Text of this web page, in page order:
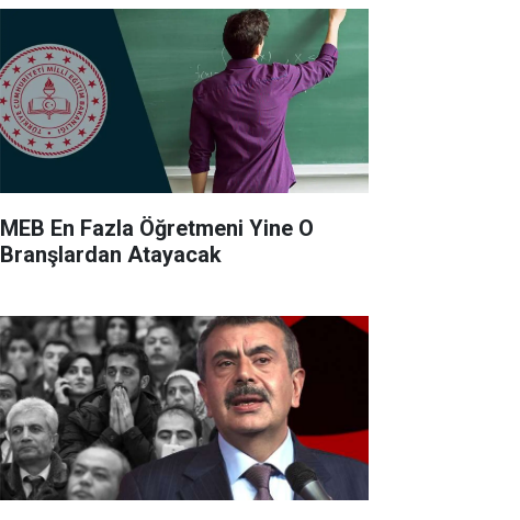
MEB En Fazla Öğretmeni Yine O
Branşlardan Atayacak